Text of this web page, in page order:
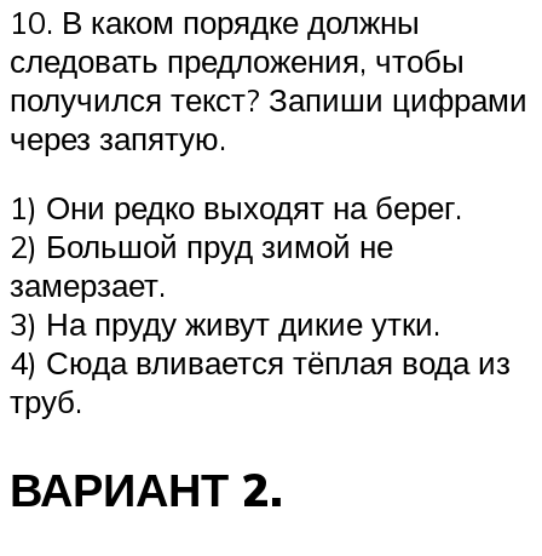
10. В каком порядке должны
следовать предложения, чтобы
получился текст? Запиши цифрами
через запятую.
1) Они редко выходят на берег.
2) Большой пруд зимой не
замерзает.
3) На пруду живут дикие утки.
4) Сюда вливается тёплая вода из
труб.
ВАРИАНТ 2.